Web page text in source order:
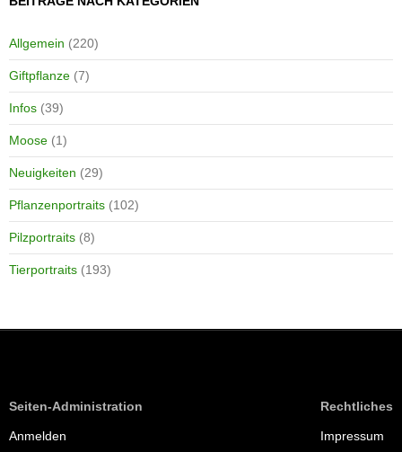
Allgemein (220)
Giftpflanze (7)
Infos (39)
Moose (1)
Neuigkeiten (29)
Pflanzenportraits (102)
Pilzportraits (8)
Tierportraits (193)
Seiten-Administration
Anmelden
Rechtliches
Impressum